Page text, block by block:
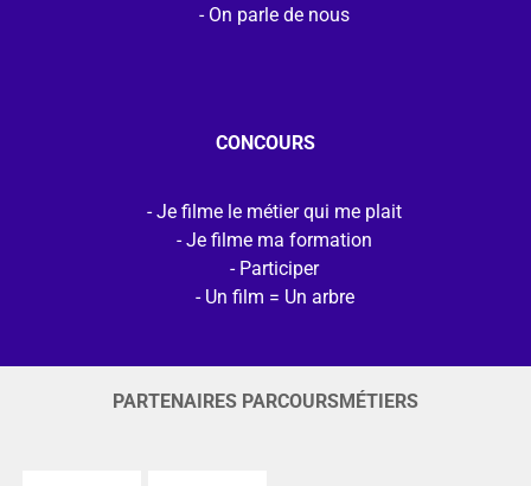
On parle de nous
CONCOURS
Je filme le métier qui me plait
Je filme ma formation
Participer
Un film = Un arbre
PARTENAIRES PARCOURSMÉTIERS